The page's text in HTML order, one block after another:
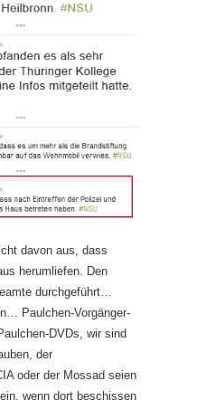
davon aus, dass
herumliefen. Den
durchgeführt…
Paulchen-Vorgänger-
DVDs, wir sind
der
oder der Mossad seien
wenn dort beschissen